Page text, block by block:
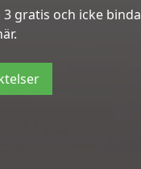
gratis och icke